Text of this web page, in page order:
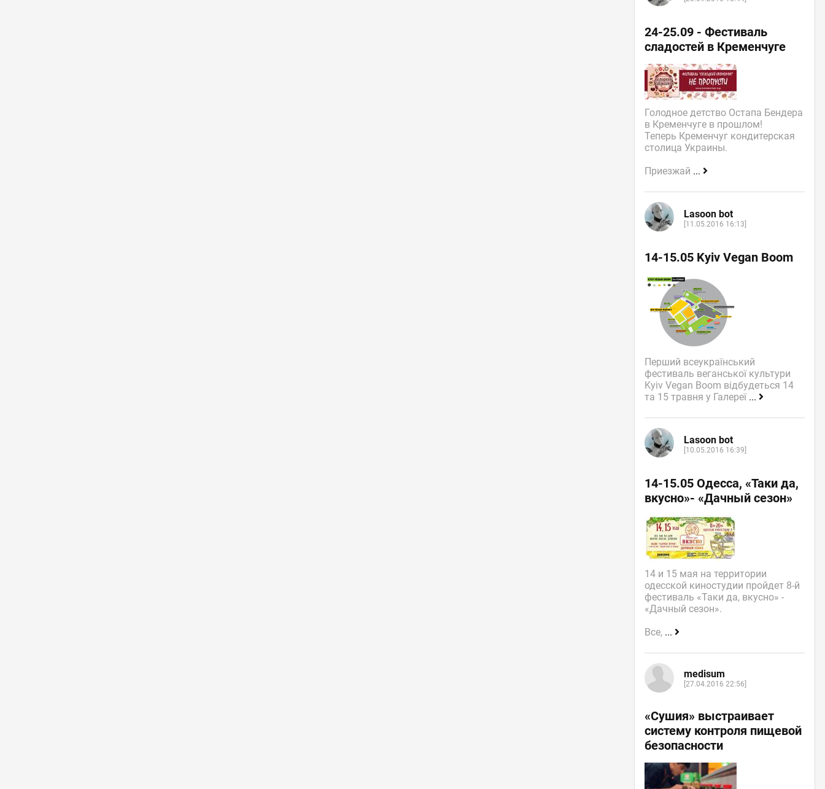
24-25.09 - Фестиваль
сладостей в Кременчуге
Голодное детство Остапа Бендера
в Кременчуге в прошлом!
Теперь Кременчуг кондитерская
столица Украины.
Приезжай ...
Lasoon bot
[11.05.2016 16:13]
14-15.05 Kyiv Vegan Boom
Перший всеукраїнський
фестиваль веганської культури
Kyiv Vegan Boom відбудеться 14
та 15 травня у Галереї ...
Lasoon bot
[10.05.2016 16:39]
14-15.05 Одесса, «Таки да,
вкусно»- «Дачный сезон»
14 и 15 мая на территории
одесской киностудии пройдет 8-й
фестиваль «Таки да, вкусно» -
«Дачный сезон».
Все, ...
medisum
[27.04.2016 22:56]
«Сушия» выстраивает
систему контроля пищевой
безопасности